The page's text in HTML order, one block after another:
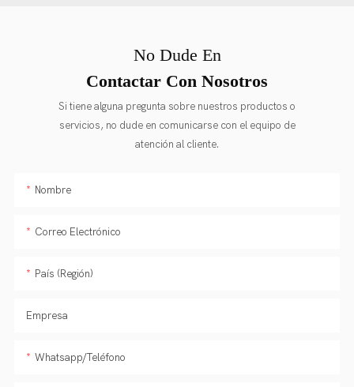
No Dude En
Contactar Con Nosotros
Si tiene alguna pregunta sobre nuestros productos o
servicios, no dude en comunicarse con el equipo de
atención al cliente.
Nombre
Correo Electrónico
País (Región)
Empresa
Whatsapp/Teléfono